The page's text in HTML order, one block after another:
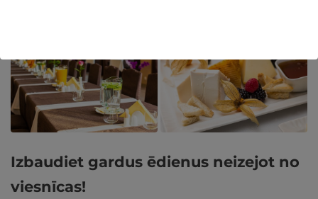
Izbaudiet gardus ēdienus neizejot no
viesnīcas!